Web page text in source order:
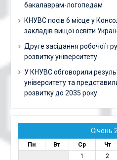
бакалаврам-логопедам
КНУВС посів 6 місце у
закладів вищої освіти
Друге засідання робочої
розвитку університету
У КНУВС обговорили
університету та
розвитку до 2035 року
Січень
Пн Вт Ср Чт
1
2